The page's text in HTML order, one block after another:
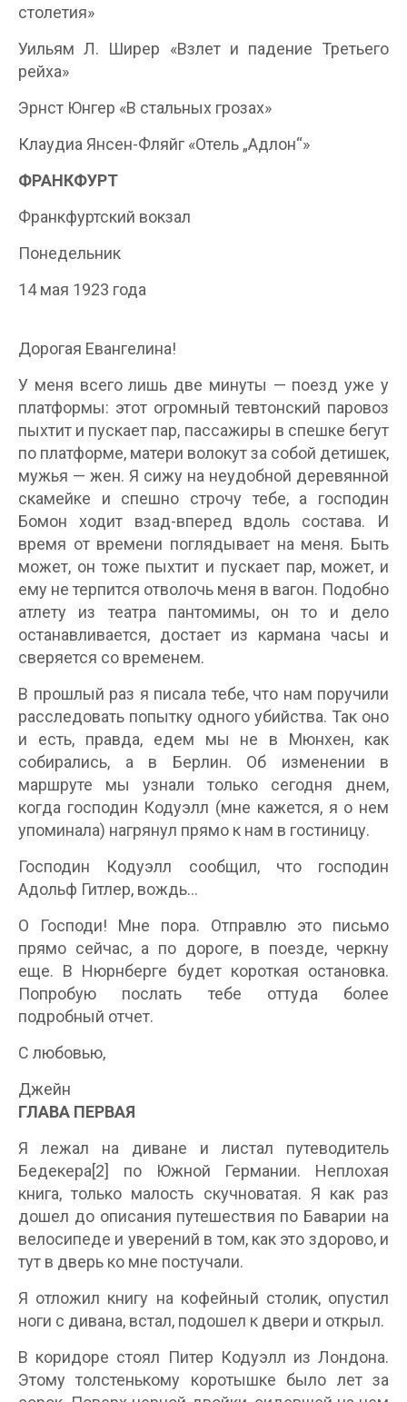
столетия»
Уильям Л. Ширер «Взлет и падение Третьего
рейха»
Эрнст Юнгер «В стальных грозах»
Клаудиа Янсен-Фляйг «Отель „Адлон“»
ФРАНКФУРТ
Франкфуртский вокзал
Понедельник
14 мая 1923 года
Дорогая Евангелина!
У меня всего лишь две минуты — поезд уже у
платформы: этот огромный тевтонский паровоз
пыхтит и пускает пар, пассажиры в спешке бегут
по платформе, матери волокут за собой детишек,
мужья — жен. Я сижу на неудобной деревянной
скамейке и спешно строчу тебе, а господин
Бомон ходит взад-вперед вдоль состава. И
время от времени поглядывает на меня. Быть
может, он тоже пыхтит и пускает пар, может, и
ему не терпится отволочь меня в вагон. Подобно
атлету из театра пантомимы, он то и дело
останавливается, достает из кармана часы и
сверяется со временем.
В прошлый раз я писала тебе, что нам поручили
расследовать попытку одного убийства. Так оно
и есть, правда, едем мы не в Мюнхен, как
собирались, а в Берлин. Об изменении в
маршруте мы узнали только сегодня днем,
когда господин Кодуэлл (мне кажется, я о нем
упоминала) нагрянул прямо к нам в гостиницу.
Господин Кодуэлл сообщил, что господин
Адольф Гитлер, вождь…
О Господи! Мне пора. Отправлю это письмо
прямо сейчас, а по дороге, в поезде, черкну
еще. В Нюрнберге будет короткая остановка.
Попробую послать тебе оттуда более
подробный отчет.
С любовью,
Джейн
ГЛАВА ПЕРВАЯ
Я лежал на диване и листал путеводитель
Бедекера[2] по Южной Германии. Неплохая
книга, только малость скучноватая. Я как раз
дошел до описания путешествия по Баварии на
велосипеде и уверений в том, как это здорово, и
тут в дверь ко мне постучали.
Я отложил книгу на кофейный столик, опустил
ноги с дивана, встал, подошел к двери и открыл.
В коридоре стоял Питер Кодуэлл из Лондона.
Этому толстенькому коротышке было лет за